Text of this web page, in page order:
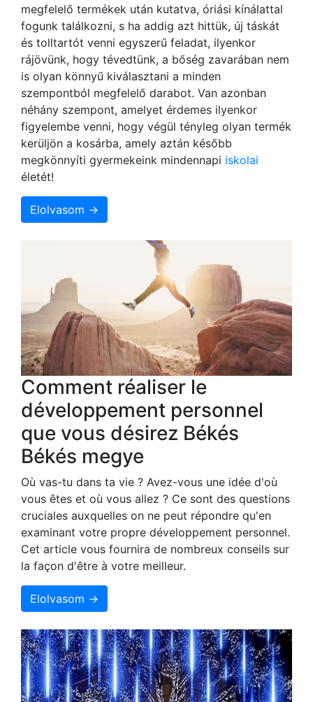
megfelelő termékek után kutatva, óriási kínálattal
fogunk találkozni, s ha addig azt hittük, új táskát
és tolltartót venni egyszerű feladat, ilyenkor
rájövünk, hogy tévedtünk, a bőség zavarában nem
is olyan könnyű kiválasztani a minden
szempontból megfelelő darabot. Van azonban
néhány szempont, amelyet érdemes ilyenkor
figyelembe venni, hogy végül tényleg olyan termék
kerüljön a kosárba, amely aztán később
megkönnyíti gyermekeink mindennapi iskolai
életét!
Elolvasom →
Comment réaliser le
développement personnel
que vous désirez Békés
Békés megye
Où vas-tu dans ta vie ? Avez-vous une idée d'où
vous êtes et où vous allez ? Ce sont des questions
cruciales auxquelles on ne peut répondre qu'en
examinant votre propre développement personnel.
Cet article vous fournira de nombreux conseils sur
la façon d'être à votre meilleur.
Elolvasom →